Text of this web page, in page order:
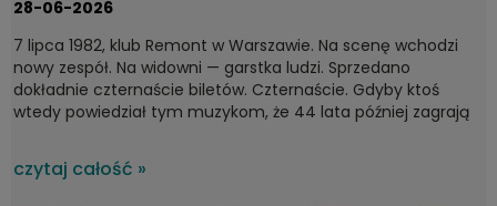
28-06-2026
7 lipca 1982, klub Remont w Warszawie. Na scenę wchodzi
nowy zespół. Na widowni — garstka ludzi. Sprzedano
dokładnie czternaście biletów. Czternaście. Gdyby ktoś
wtedy powiedział tym muzykom, że 44 lata później zagrają
by się roześmiali. A jednak. Bo Kult to jeden z tych zespołów,
który bez wątpienia można zaliczyć do fundamentów
czytaj całość »